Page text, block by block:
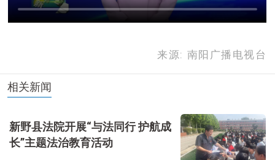
来源: 南阳广播电视台
相关新闻
新野县法院开展“与法同行 护航成
长”主题法治教育活动